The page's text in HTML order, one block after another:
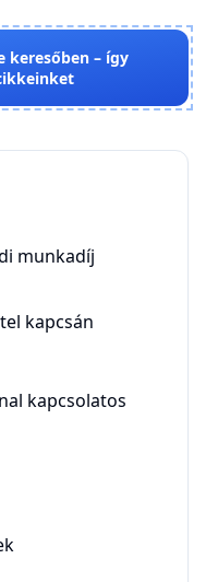
keresőben – így
munkadíj
kapcsán
kapcsolatos